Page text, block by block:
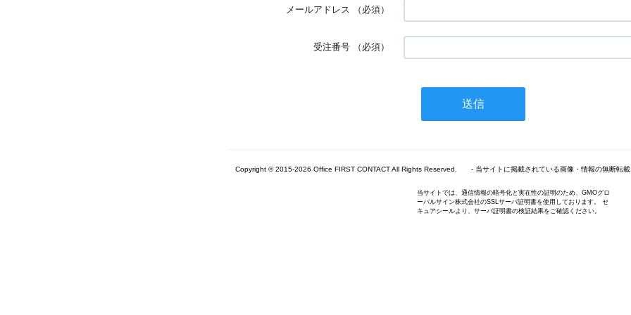
メールアドレス （必須）
受注番号 （必須）
Copyright © 2015-2026 Office FIRST CONTACT All Rights Reserved. - 当サイトに掲載されている画像・情報の無断転載
当サイトでは、通信情報の暗号化と実在性の証明のため、GMOグロ
ーバルサイン株式会社のSSLサーバ証明書を使用しております。 セ
キュアシールより、サーバ証明書の検証結果をご確認ください。